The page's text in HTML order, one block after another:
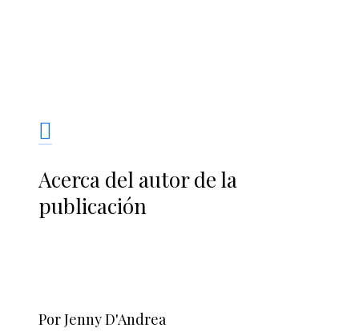
Acerca del autor de la
publicación
Por Jenny D'Andrea